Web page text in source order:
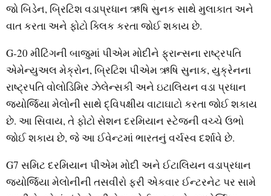
જો બિડેન, બ્રિટિશ વડાપ્રધાન ઋષિ સુનક સાથે મુલાકાત અને
વાત કરતા અને ફોટો ક્લિક કરતા જોઈ શકાય છે.
G-20 મીટિંગની બાજુમાં પીએમ મોદીને ફ્રાન્સના રાષ્ટ્રપતિ
એમેન્યુઅલ મેક્રોન, બ્રિટિશ પીએમ ઋષિ સુનાક, યુક્રેનના
રાષ્ટ્રપતિ વોલોડિમિર ઝેલેન્સકી અને ઇટાલિયન વડા પ્રધાન
જ્યોર્જિયા મેલોની સાથે દ્વિપક્ષીય વાટાઘાટો કરતા જોઈ શકાય
છે. આ સિવાય, તે ફોટો સેશન દરમિયાન સ્ટેજની વચ્ચે ઉભો
જોઈ શકાય છે, જે આ ઈવેન્ટમાં ભારતનું વર્ચસ્વ દર્શાવે છે.
G7 સમિટ દરમિયાન પીએમ મોદી અને ઈટાલિયન વડાપ્રધાન
જ્યોર્જિયા મેલોનીની તસવીરો ફરી એકવાર ઈન્ટરનેટ પર સામે